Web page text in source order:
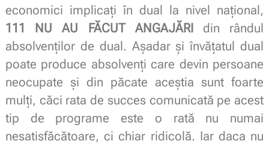
economici implicați în dual la nivel național,
111 NU AU FĂCUT ANGAJĂRI din rândul
absolvenților de dual. Așadar şi învățatul dual
poate produce absolvenți care devin persoane
neocupate și din păcate aceștia sunt foarte
mulți, căci rata de succes comunicată pe acest
tip de programe este o rată nu numai
nesatisfăcătoare, ci chiar ridicolă. Iar daca nu